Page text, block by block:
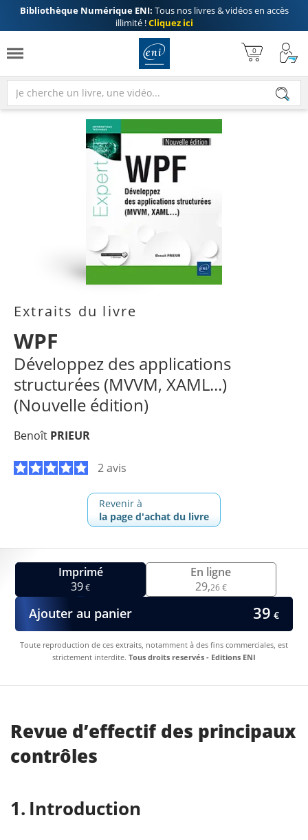
Bibliothèque Numérique ENI: Tous nos livres & vidéos en accès
illimité !Cliquez ici
Extraits du livre
WPF
Développez des applications
structurées (MVVM, XAML...)
(Nouvelle édition)
Benoît PRIEUR
2 avis
Revenir à
la page d'achat du livre
Imprimé
39€
En ligne
29,26 €
Ajouter au panier 39 €
Toute reproduction de ces extraits, notamment à des fins commerciales, est
strictement interdite. Tous droits reservés - Editions ENI
Revue d’effectif des principaux
contrôles
Introduction